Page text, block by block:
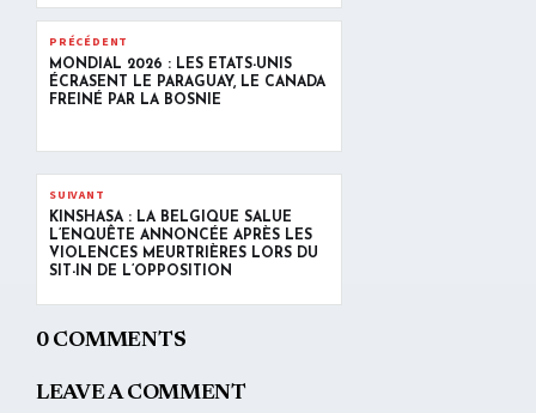
PRÉCÉDENT
MONDIAL 2026 : LES ÉTATS-UNIS
ÉCRASENT LE PARAGUAY, LE CANADA
FREINÉ PAR LA BOSNIE
SUIVANT
KINSHASA : LA BELGIQUE SALUE
L’ENQUÊTE ANNONCÉE APRÈS LES
VIOLENCES MEURTRIÈRES LORS DU
SIT-IN DE L’OPPOSITION
0 COMMENTS
LEAVE A COMMENT